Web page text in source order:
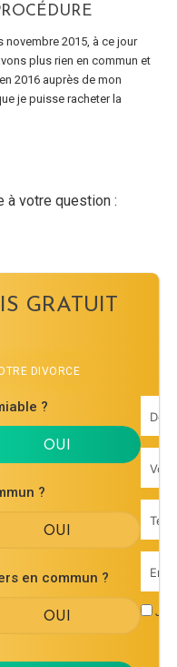
2015, à ce jour
plus rien en commun et
2016 auprès de mon
je puisse racheter la
à votre question :
GRATUIT
DIVORCE
?
?
en commun ?